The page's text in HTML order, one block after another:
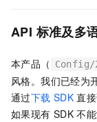
API 标准及多
本产品（ Config/
风格。我们已经为
通过下载 SDK 直
如果现有 SDK 不